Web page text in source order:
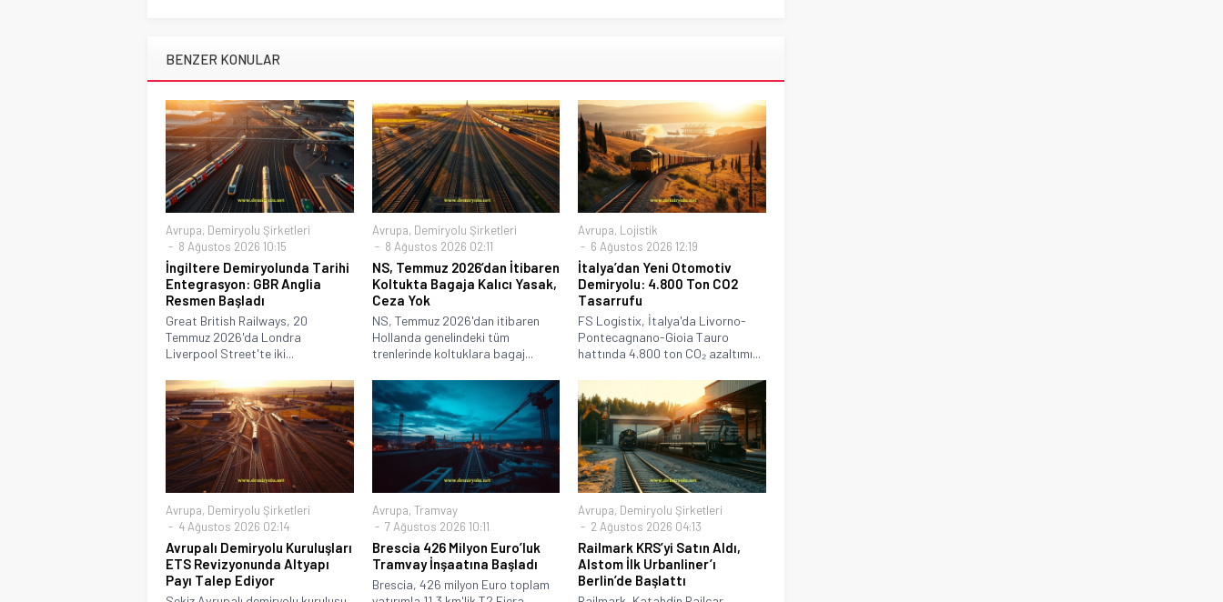
BENZER KONULAR
Avrupa, Demiryolu Şirketleri
8 Ağustos 2026 10:15
İngiltere Demiryolunda Tarihi
Entegrasyon: GBR Anglia
Resmen Başladı
Great British Railways, 20
Temmuz 2026'da Londra
Liverpool Street'te iki...
Avrupa, Demiryolu Şirketleri
8 Ağustos 2026 02:11
NS, Temmuz 2026’dan İtibaren
Koltukta Bagaja Kalıcı Yasak,
Ceza Yok
NS, Temmuz 2026'dan itibaren
Hollanda genelindeki tüm
trenlerinde koltuklara bagaj...
Avrupa, Lojistik
6 Ağustos 2026 12:19
İtalya’dan Yeni Otomotiv
Demiryolu: 4.800 Ton CO2
Tasarrufu
FS Logistix, İtalya'da Livorno-
Pontecagnano-Gioia Tauro
hattında 4.800 ton CO₂ azaltımı...
Avrupa, Demiryolu Şirketleri
4 Ağustos 2026 02:14
Avrupalı Demiryolu Kuruluşları
ETS Revizyonunda Altyapı
Payı Talep Ediyor
Avrupa, Tramvay
7 Ağustos 2026 10:11
Brescia 426 Milyon Euro’luk
Tramvay İnşaatına Başladı
Brescia, 426 milyon Euro toplam
Avrupa, Demiryolu Şirketleri
2 Ağustos 2026 04:13
Railmark KRS’yi Satın Aldı,
Alstom İlk Urbanliner’ı
Berlin’de Başlattı